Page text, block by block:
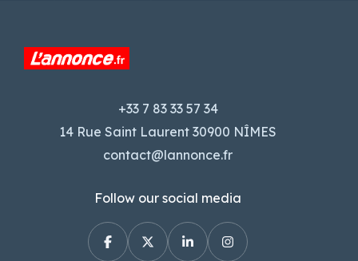
+33 7 83 33 57 34
14 Rue Saint Laurent 30900 NÎMES
contact@lannonce.fr
Follow our social media